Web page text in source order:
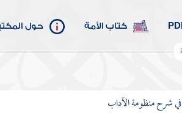
كتاب الأمة حول
شرح منظومة الآداب